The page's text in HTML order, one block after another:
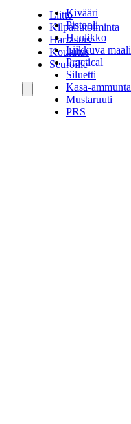
Kivääri
Pistooli
Haulikko
Liikkuva maali
Practical
Siluetti
Kasa-ammunta
Mustaruuti
PRS
Liitto
Kilpailutoiminta
Harrastus
Koulutus
Seuroille